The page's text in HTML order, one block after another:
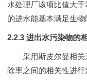
水处理厂该项比值大
的进水能基本满足生物
2.2.3 进出水污染物的
采用斯皮尔曼相关
除率之间的相关性进